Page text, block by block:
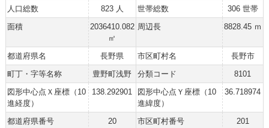
人口総数
823 人 世帯総数
306 世帯
面積
2036410.082
㎡
周辺長 8828.45 ｍ
都道府県名 長野県 市区町村名
長野市
町丁・字等名称
豊野町浅野 分類コード
8101
図形中心点Ｘ座標（10
進経度）
138.292901
図形中心点Ｙ座標（10
進緯度）
36.718974
都道府県番号 20 市区町村番号
201